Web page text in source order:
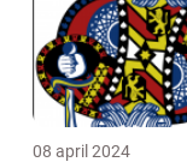
08 april 2024